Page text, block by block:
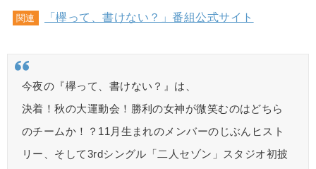
関連 「欅って、書けない？」番組公式サイト
今夜の『欅って、書けない？』は、
決着！秋の大運動会！勝利の女神が微笑むのはどちら
のチームか！？11月生まれのメンバーのじぶんヒスト
リー、そして3rdシングル「二人セゾン」スタジオ初披